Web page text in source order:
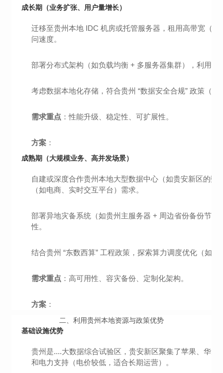
成长期（业务扩张、用户量增长）
迁移至贵州本地 IDC 机房或托管服务器，租用高带宽（
问速度。
部署分布式架构（如负载均衡 + 多服务器集群），利用
考虑数据本地化存储，符合贵州 “数据安全合规” 政策（
需求重点 ：性能升级、稳定性、可扩展性。
方案 ：
成熟期（大规模业务、高并发场景）
自建或深度合作贵州本地大型数据中心（如贵安新区的
（如电商、实时交互平台）需求。
部署异地灾备系统（如贵州主服务器 + 周边省份备份节
性。
结合贵州 “东数西算” 工程政策，探索算力调度优化（如
需求重点 ：高可用性、容灾备份、定制化架构。
方案 ：
二、 利用贵州本地资源与政策优势
基础设施优势
贵州是....大数据综合试验区，贵安新区聚集了苹果、华
和电力支持（电价较低，适合长期运营）。